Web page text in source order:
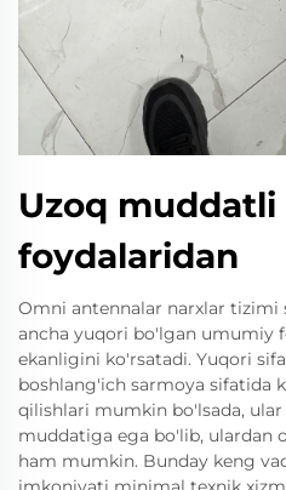
Uzoq
foydalaridan
Omni antennalar narxlar tizimi
ancha yuqori bo'lgan umumiy
ekanligini ko'rsatadi. Yuqori
boshlang'ich sarmoya sifatida
qilishlari mumkin bo'lsada,
muddatiga ega bo'lib, ulardan
ham mumkin. Bunday keng